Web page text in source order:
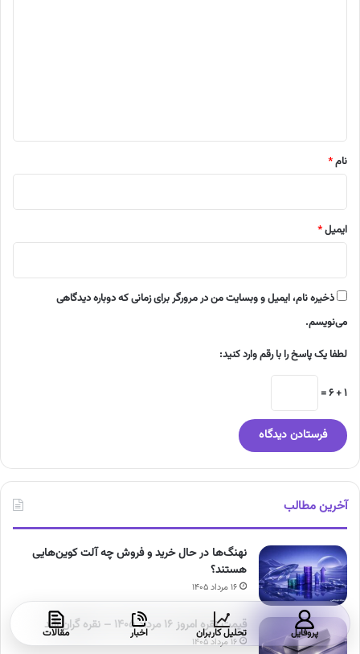
نام*
ایمیل*
ذخیره نام، ایمیل و وبسایت من در مرورگر برای زمانی که دوباره دیدگاهی
می‌نویسم.
لطفا یک پاسخ را با رقم وارد کنید:
1 + 6 =
آخرین مطالب
نهنگ‌ها در حال خرید و فروش چه آلت کوین‌هایی
هستند؟
۱۶ مرداد ۱۴۰۵
قیمت نقره امروز ۱۶ مرداد ۱۴۰۵ – نقره گران شد
۱۶ مرداد ۱۴۰۵
پروفایل تحلیل کاربران اخبار مقالات